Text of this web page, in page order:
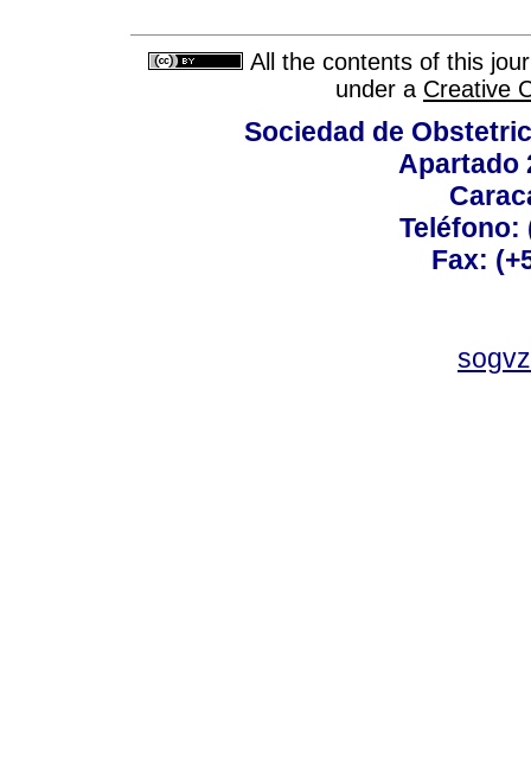
All the contents of this
under a Creative
Sociedad de
Apartado
Teléfono:
Fax: